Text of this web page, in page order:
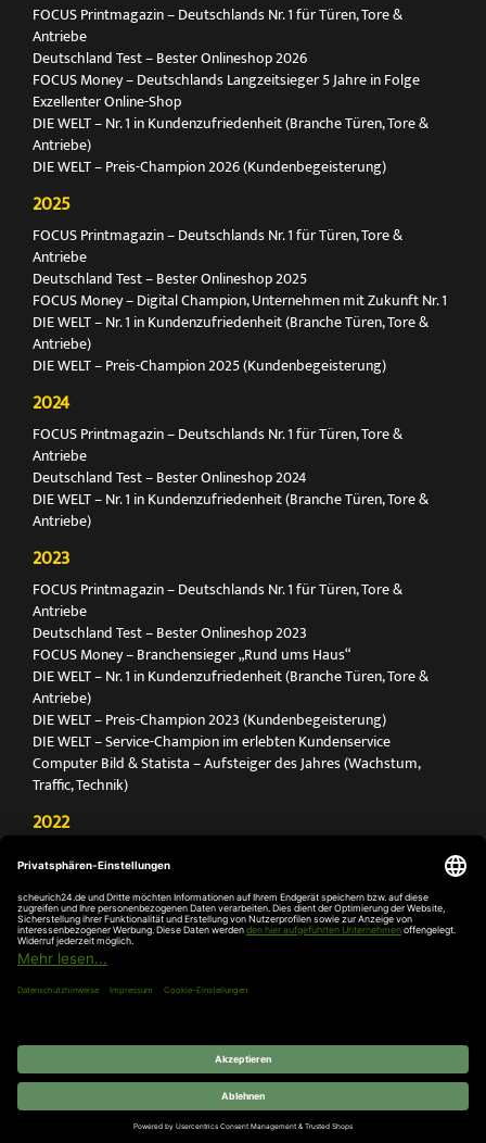
FOCUS Printmagazin – Deutschlands Nr. 1 für Türen, Tore &
Antriebe
Deutschland Test – Bester Onlineshop 2026
FOCUS Money – Deutschlands Langzeitsieger 5 Jahre in Folge
Exzellenter Online-Shop
DIE WELT – Nr. 1 in Kundenzufriedenheit (Branche Türen, Tore &
Antriebe)
DIE WELT – Preis-Champion 2026 (Kundenbegeisterung)
2025
FOCUS Printmagazin – Deutschlands Nr. 1 für Türen, Tore &
Antriebe
Deutschland Test – Bester Onlineshop 2025
FOCUS Money – Digital Champion, Unternehmen mit Zukunft Nr. 1
DIE WELT – Nr. 1 in Kundenzufriedenheit (Branche Türen, Tore &
Antriebe)
DIE WELT – Preis-Champion 2025 (Kundenbegeisterung)
2024
FOCUS Printmagazin – Deutschlands Nr. 1 für Türen, Tore &
Antriebe
Deutschland Test – Bester Onlineshop 2024
DIE WELT – Nr. 1 in Kundenzufriedenheit (Branche Türen, Tore &
Antriebe)
2023
FOCUS Printmagazin – Deutschlands Nr. 1 für Türen, Tore &
Antriebe
Deutschland Test – Bester Onlineshop 2023
FOCUS Money – Branchensieger „Rund ums Haus“
DIE WELT – Nr. 1 in Kundenzufriedenheit (Branche Türen, Tore &
Antriebe)
DIE WELT – Preis-Champion 2023 (Kundenbegeisterung)
DIE WELT – Service-Champion im erlebten Kundenservice
Computer Bild & Statista – Aufsteiger des Jahres (Wachstum,
Traffic, Technik)
2022
Antriebe
Deutschland Test – Bester Onlineshop 2022
FOCUS Money – Branchensieger „Rund ums Haus“
DIE WELT – Service-Champion im erlebten Kundenservice
DIE WELT – Branchengewinner Gold-Rang (Türen, Tore & Antriebe)
© 2026 SCHEURICH GmbH